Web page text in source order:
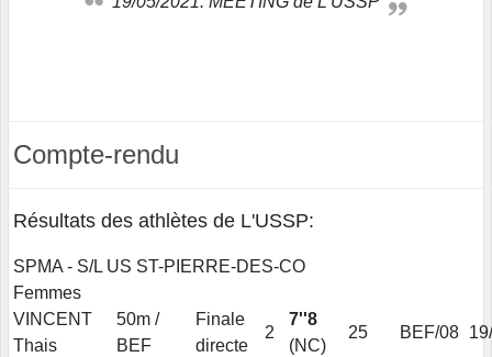
Compte-rendu
Résultats des athlètes de L'USSP:
SPMA - S/L US ST-PIERRE-DES-CO
Femmes
VINCENT
Thais
50m /
BEF
Finale
directe
2
7''8
(NC)
25 BEF/08